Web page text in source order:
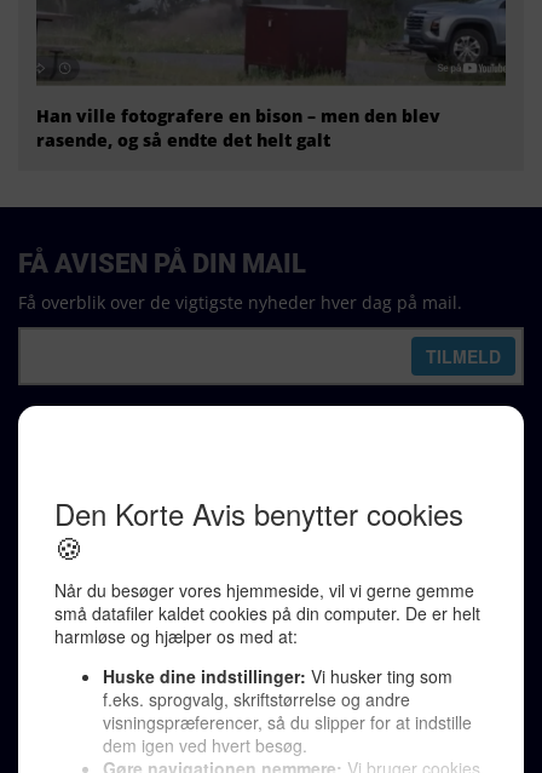
Han ville fotografere en bison – men den blev
rasende, og så endte det helt galt
Karen Jespersen
Redaktionen kontaktes via mail til
redaktion@denkorteavis.dk
Telefonsvarer 20 30 10 96
Von Ostensgade 22, 2791 Dragør
LINKS
Tidligere aviser >
FÅ AVISEN PÅ DIN MAIL
Få overblik over de vigtigste nyheder hver dag på mail.